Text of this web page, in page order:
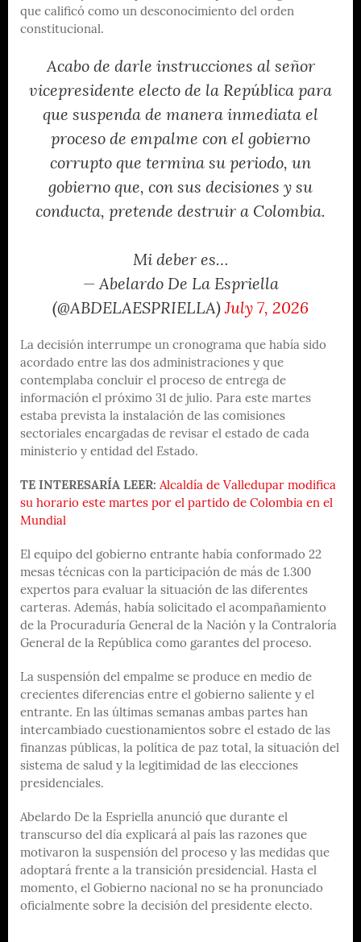
que calificó como un desconocimiento del orden
constitucional.
Acabo de darle instrucciones al señor
vicepresidente electo de la República para
que suspenda de manera inmediata el
proceso de empalme con el gobierno
corrupto que termina su periodo, un
gobierno que, con sus decisiones y su
conducta, pretende destruir a Colombia.
Mi deber es…
— Abelardo De La Espriella
(@ABDELAESPRIELLA)July 7, 2026
La decisión interrumpe un cronograma que había sido
acordado entre las dos administraciones y que
contemplaba concluir el proceso de entrega de
información el próximo 31 de julio. Para este martes
estaba prevista la instalación de las comisiones
sectoriales encargadas de revisar el estado de cada
ministerio y entidad del Estado.
TE INTERESARÍA LEER: Alcaldía de Valledupar modifica
su horario este martes por el partido de Colombia en el
Mundial
El equipo del gobierno entrante había conformado 22
mesas técnicas con la participación de más de 1.300
expertos para evaluar la situación de las diferentes
carteras. Además, había solicitado el acompañamiento
de la Procuraduría General de la Nación y la Contraloría
General de la República como garantes del proceso.
La suspensión del empalme se produce en medio de
crecientes diferencias entre el gobierno saliente y el
entrante. En las últimas semanas ambas partes han
intercambiado cuestionamientos sobre el estado de las
finanzas públicas, la política de paz total, la situación del
sistema de salud y la legitimidad de las elecciones
presidenciales.
Abelardo De la Espriella anunció que durante el
transcurso del día explicará al país las razones que
motivaron la suspensión del proceso y las medidas que
adoptará frente a la transición presidencial. Hasta el
momento, el Gobierno nacional no se ha pronunciado
oficialmente sobre la decisión del presidente electo.